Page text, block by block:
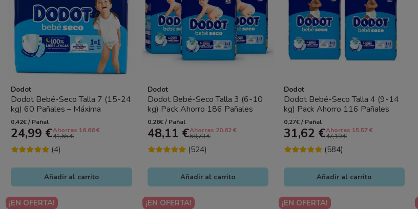
Dodot
Dodot Bebé-Seco Talla 7 (15-24
kg) 60 Pañales – Máxima
Sequedad y Protección Anti...
0,42€ / Pañal
24,99 €Ahorras 16.66 €
41,65 €
(4)
Añadir al carrito
Dodot
Dodot Bebé-Seco Talla 3 (6-10
kg) Pack Ahorro 186 Pañales
(3x62) – Sequedad Duradera y...
0,26€ / Pañal
48,11 €Ahorras 20.62 €
68,73 €
(524)
Añadir al carrito
Dodot
Dodot Bebé-Seco Talla 4 (9-14
kg) Pack Ahorro 116 Pañales
(2x58)– Sequedad Duradera y...
0,27€ / Pañal
31,62 €Ahorras 15.57 €
47,19 €
(584)
Añadir al carrito
¡EN OFERTA!
¡EN OFERTA!
¡EN OFERTA!